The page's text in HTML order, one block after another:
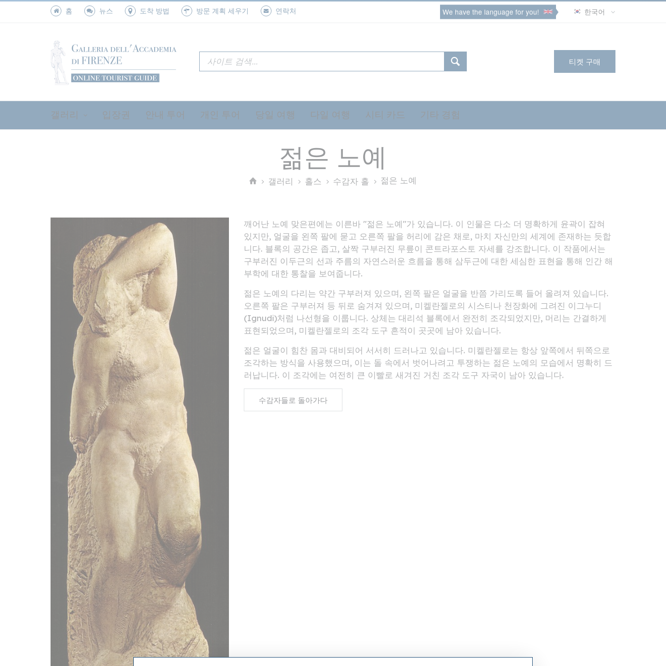
홈 뉴스 도착 방법 방문 계획 세우기 연락처 We have the language for you! 한국어
티켓 구매
갤러리 콜로소 홀
수감자 홀
트리뷴
플래스터 캐스트 갤러리
음악 악기
파치노의 방
지오토의 방
오르카냐의 방
후기 고딕 양식의 홀입장권 안내 투어 개인 투어 당일 여행 다일 여행 시티 카드 기타 경험
젊은 노예
갤러리 홀스 수감자 홀 젊은 노예
깨어난 노예 맞은편에는 이른바 "젊은 노예"가 있습니다. 이 인물은 다소 더 명확하게 윤곽이 잡혀
있지만, 얼굴을 왼쪽 팔에 묻고 오른쪽 팔을 허리에 감은 채로, 마치 자신만의 세계에 존재하는 듯합
니다. 블록의 공간은 좁고, 살짝 구부러진 무릎이 콘트라포스토 자세를 강조합니다. 이 작품에서는
구부러진 이두근의 선과 주름의 자연스러운 흐름을 통해 삼두근에 대한 세심한 표현을 통해 인간 해
부학에 대한 통찰을 보여줍니다.
젊은 노예의 다리는 약간 구부러져 있으며, 왼쪽 팔은 얼굴을 반쯤 가리도록 들어 올려져 있습니다.
오른쪽 팔은 구부러져 등 뒤로 숨겨져 있으며, 미켈란젤로의 시스티나 천장화에 그려진 이그누디
(Ignudi)처럼 나선형을 이룹니다. 상체는 대리석 블록에서 완전히 조각되었지만, 머리는 간결하게
표현되었으며, 미켈란젤로의 조각 도구 흔적이 곳곳에 남아 있습니다.
젊은 얼굴이 힘찬 몸과 대비되어 서서히 드러나고 있습니다. 미켈란젤로는 항상 앞쪽에서 뒤쪽으로
조각하는 방식을 사용했으며, 이는 돌 속에서 벗어나려고 투쟁하는 젊은 노예의 모습에서 명확히 드
러납니다. 이 조각에는 여전히 큰 이빨로 새겨진 거친 조각 도구 자국이 남아 있습니다.
수감자들로 돌아가다